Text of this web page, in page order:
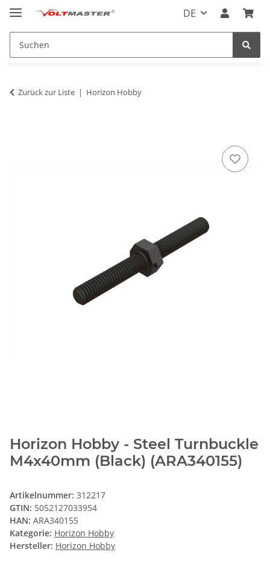
DE
Zurück zur Liste Horizon Hobby
Horizon Hobby - Steel Turnbuckle
M4x40mm (Black) (ARA340155)
Artikelnummer: 312217
GTIN: 5052127033954
HAN: ARA340155
Kategorie: Horizon Hobby
Hersteller: Horizon Hobby